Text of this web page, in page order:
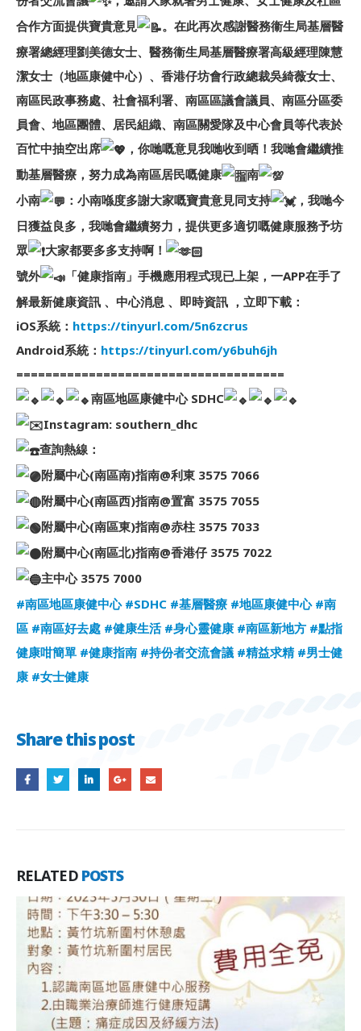
合作方面提供寶貴意見
。在此再次感謝醫務衞生局基層醫
療署總經理劉美德女士、醫務衞生局基層醫療署高級經理陳慧
潔女士（地區康健中心）、香港仔坊會行政總裁吳綺薇女士、
南區民政事務處、社會福利署、南區區議會議員、南區分區委
員會、地區團體、居民組織、南區關愛隊及中心會員等代表於
百忙中抽空出席
，你哋嘅意見我哋收到晒！我哋會繼續推
動基層醫療，努力成為南區居民嘅健康
南
小南
：小南喺度多謝大家嘅寶貴意見同支持
，我哋今
日獲益良多，我哋會繼續努力，提供更多適切嘅健康服務予坊
眾
大家都要多多支持啊！
號外
「健康指南」手機應用程式現已上架，一APP在手了
解最新健康資訊 、中心消息 、即時資訊 ，立即下載：
iOS系統： https://tinyurl.com/5n6zcrus
Android系統： https://tinyurl.com/y6buh6jh
=====================================
南區地區康健中心 SDHC
Instagram: southern_dhc
查詢熱線：
附屬中心(南區南)指南@利東 3575 7066
附屬中心(南區西)指南@置富 3575 7055
附屬中心(南區東)指南@赤柱 3575 7033
附屬中心(南區北)指南@香港仔 3575 7022
主中心 3575 7000
#南區地區康健中心 #SDHC #基層醫療 #地區康健中心 #南
區 #南區好去處 #健康生活 #身心靈健康 #南區新地方 #點指
健康咁簡單 #健康指南 #持份者交流會議 #精益求精 #男士健
康 #女士健康
Share this post
RELATED POSTS